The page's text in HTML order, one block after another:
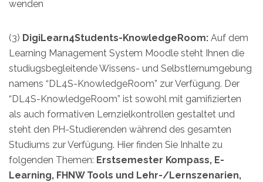
wenden
(3) DigiLearn4Students-KnowledgeRoom: Auf dem
Learning Management System Moodle steht Ihnen die
studiugsbegleitende Wissens- und Selbstlernumgebung
namens “DL4S-KnowledgeRoom” zur Verfügung. Der
“DL4S-KnowledgeRoom” ist sowohl mit gamifizierten
als auch formativen Lernzielkontrollen gestaltet und
steht den PH-Studierenden während des gesamten
Studiums zur Verfügung. Hier finden Sie Inhalte zu
folgenden Themen: Erstsemester Kompass, E-
Learning, FHNW Tools und Lehr-/Lernszenarien,